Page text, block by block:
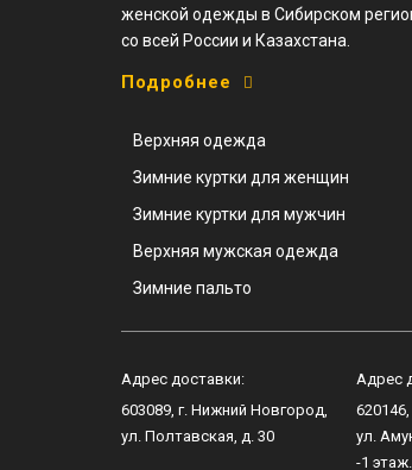
женской одежды в Сибирском
со всей России и Казахстана.
Подробнее
Верхняя одежда
Зимние куртки для женщин
Зимние куртки для мужчин
Верхняя мужская одежда
Зимние пальто
Адрес доставки:
603089, г. Нижний Новгород,
ул. Полтавская, д. 30
Адрес
620146,
ул.
-1 этаж.